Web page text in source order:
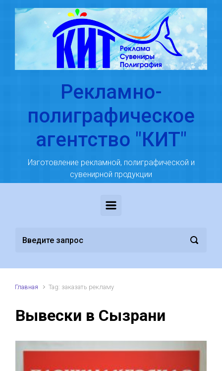
Skip to main content
Рекламно-
полиграфическое
агентство "КИТ"
Изготовление рекламной, полиграфической и
сувенирной продукции
Главная Tag: заказать рекламу
Вывески в Сызрани